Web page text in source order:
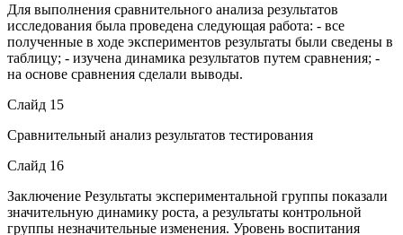
Для выполнения сравнительного анализа результатов
исследования была проведена следующая работа: - все
полученные в ходе экспериментов результаты были сведены в
таблицу; - изучена динамика результатов путем сравнения; -
на основе сравнения сделали выводы.
Слайд 15
Сравнительный анализ результатов тестирования
Слайд 16
Заключение Результаты экспериментальной группы показали
значительную динамику роста, а результаты контрольной
группы незначительные изменения. Уровень воспитания